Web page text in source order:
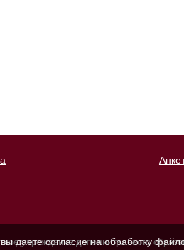
учреждение дополнительного
даете согласие на обработку